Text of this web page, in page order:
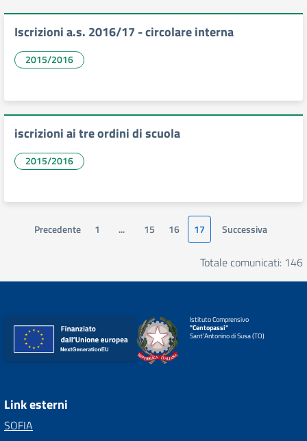
Iscrizioni a.s. 2016/17 - circolare interna
2015/2016
iscrizioni ai tre ordini di scuola
2015/2016
Precedente 1 ... 15 16 17 Successiva
Totale comunicati: 146
Istituto Comprensivo
"Centopassi"
Sant'Antonino di Susa (TO)
Link esterni
SOFIA